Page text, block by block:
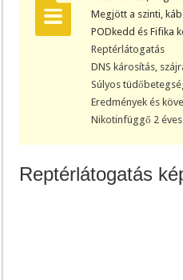
Megjött a szinti,
PODkedd és Fifika
Reptérlátogatás
DNS károsítás,
Súlyos
Eredmények és
Nikotinfüggő 2
Reptérlátogatás